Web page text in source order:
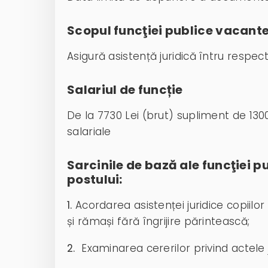
Scopul funcţiei publice
Asigură asistență juridică întru
Salariul de funcție
De la 7730 Lei (brut) supliment de
salariale
Sarcinile de bază ale funcţiei
postului:
1. Acordarea asistenței juridice
și rămași fără îngrijire părintească;
2. Examinarea cererilor privind